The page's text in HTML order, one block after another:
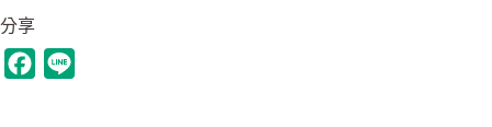
分享